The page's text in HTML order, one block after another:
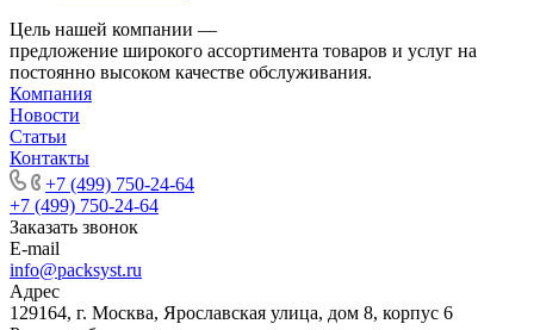
Цель нашей компании —
предложение широкого ассортимента товаров и услуг на
постоянно высоком качестве обслуживания.
Компания
Новости
Статьи
Контакты
+7 (499) 750-24-64
+7 (499) 750-24-64
Заказать звонок
E-mail
info@packsyst.ru
Адрес
129164, г. Москва, Ярославская улица, дом 8, корпус 6